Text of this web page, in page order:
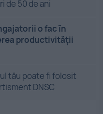
de 50 de ani
o fac în
productivității
tău poate fi folosit
DNSC